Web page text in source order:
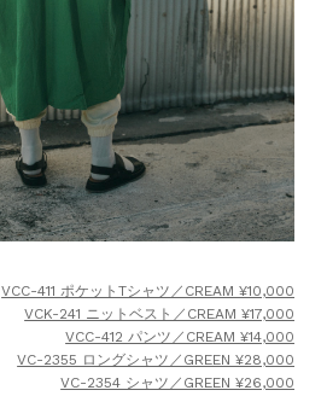
VCC-411 ポケットTシャツ／CREAM ¥10,000
VCK-241 ニットベスト／CREAM ¥17,000
VCC-412 パンツ／CREAM ¥14,000
VC-2355 ロングシャツ／GREEN ¥28,000
VC-2354 シャツ／GREEN ¥26,000